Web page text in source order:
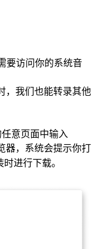
要访问你的系统音
，我们也能转录其他
意页面中输入
器，系统会提示你打
进行下载。